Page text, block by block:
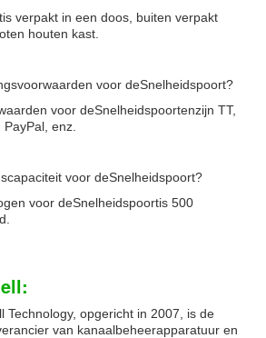
is verpakt in een doos, buiten verpakt
houten kast.
voor deSnelheidspoort?
voor deSnelheidspoortenzijn TT,
enz.
voor deSnelheidspoort?
voor deSnelheidspoortis 500
Technology, opgericht in 2007, is de
van kanaalbeheerapparatuur en